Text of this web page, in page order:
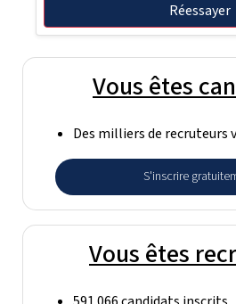
Réessayer
Vous êtes
Des milliers de recruteurs
S'inscrire
Vous êtes